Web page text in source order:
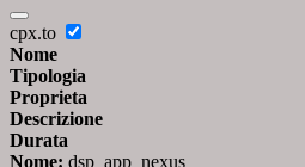
cpx.to
Nome
Tipologia
Proprieta
Descrizione
Durata
Nome: dsp_app_nexus